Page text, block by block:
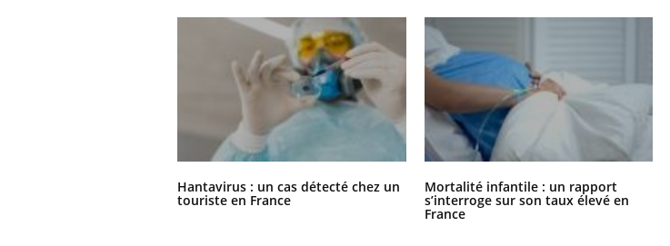
Hantavirus : un cas détecté chez un
touriste en France
Mortalité infantile : un rapport
s’interroge sur son taux élevé en
France